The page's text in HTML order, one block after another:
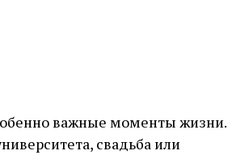
важные моменты жизни.
свадьба или